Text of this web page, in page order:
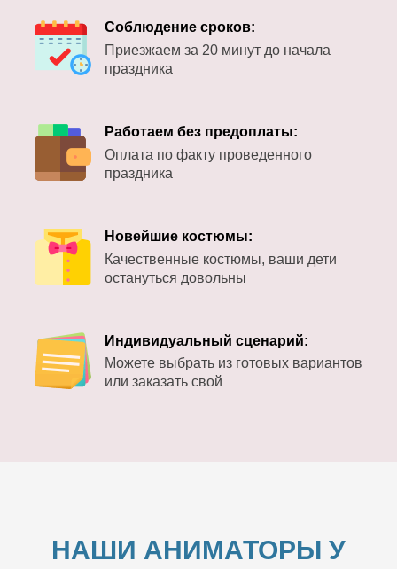
Соблюдение сроков:
Приезжаем за 20 минут до начала
праздника
Работаем без предоплаты:
Оплата по факту проведенного
праздника
Новейшие костюмы:
Качественные костюмы, ваши дети
остануться довольны
Индивидуальный сценарий:
Можете выбрать из готовых вариантов
или заказать свой
НАШИ АНИМАТОРЫ У